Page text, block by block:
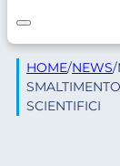
HOME/NEWS/
SCIENTIFICI